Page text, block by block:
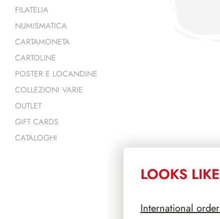
FILATELIA
NUMISMATICA
CARTAMONETA
CARTOLINE
POSTER E LOCANDINE
COLLEZIONI VARIE
OUTLET
GIFT CARDS
CATALOGHI
LOOKS
International